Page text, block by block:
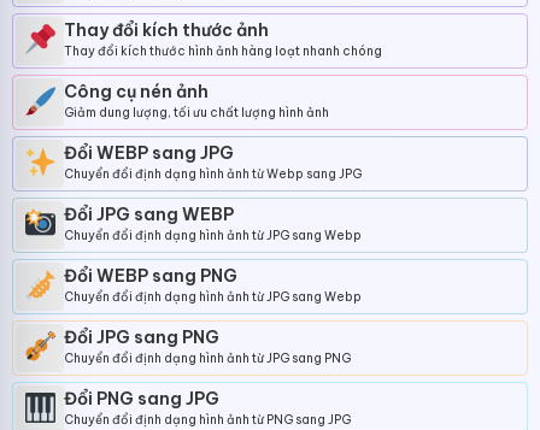
Thay đổi kích thước ảnh
Thay đổi kích thước hình ảnh hàng loạt nhanh chóng
Công cụ nén ảnh
Giảm dung lượng, tối ưu chất lượng hình ảnh
Đổi WEBP sang JPG
Chuyển đổi định dạng hình ảnh từ Webp sang JPG
Đổi JPG sang WEBP
Chuyển đổi định dạng hình ảnh từ JPG sang Webp
Đổi WEBP sang PNG
Chuyển đổi định dạng hình ảnh từ JPG sang Webp
Đổi JPG sang PNG
Chuyển đổi định dạng hình ảnh từ JPG sang PNG
Đổi PNG sang JPG
Chuyển đổi định dạng hình ảnh từ PNG sang JPG